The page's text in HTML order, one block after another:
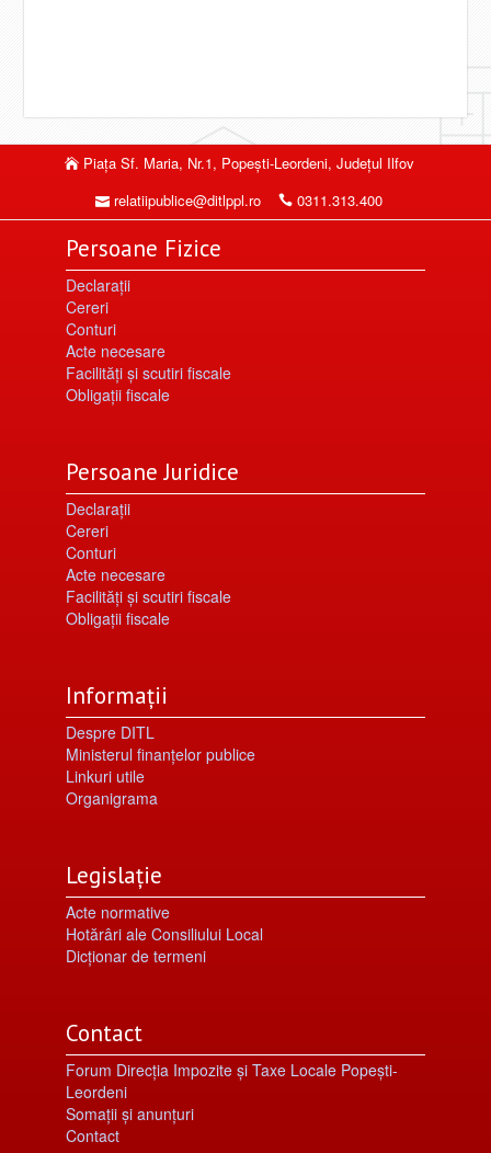
Piaţa Sf. Maria, Nr.1, Popeşti-Leordeni, Judeţul Ilfov
relatiipublice@ditlppl.ro
0311.313.400
Persoane Fizice
Declarații
Cereri
Conturi
Acte necesare
Facilități şi scutiri fiscale
Obligaţii fiscale
Persoane Juridice
Declarații
Cereri
Conturi
Acte necesare
Facilități şi scutiri fiscale
Obligaţii fiscale
Informații
Despre DITL
Ministerul finanțelor publice
Linkuri utile
Organigrama
Legislație
Acte normative
Hotărâri ale Consiliului Local
Dicționar de termeni
Contact
Forum Direcția Impozite și Taxe Locale Popești-
Leordeni
Somații și anunțuri
Contact